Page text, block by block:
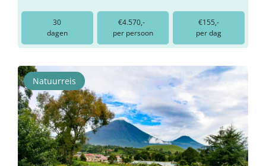
30
dagen
€4.570,-
per persoon
€155,-
per dag
Natuurreis